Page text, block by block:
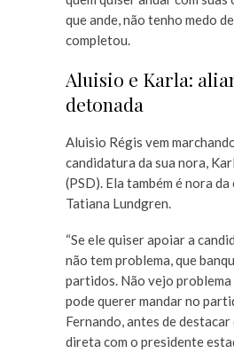
que ande, não tenho medo de
completou.
Aluisio e Karla:
detonada
Aluisio Régis vem
candidatura da sua nora,
(PSD). Ela também é nora
Tatiana Lundgren.
“Se ele quiser apoiar a
não tem problema, que
partidos. Não vejo problema
pode querer mandar no
Fernando, antes de destacar
direta com o presidente